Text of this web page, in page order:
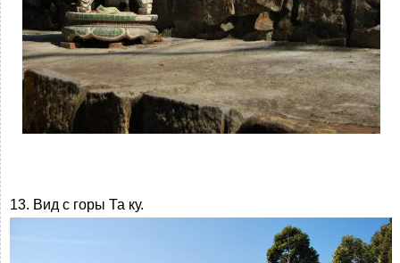
13. Вид с горы Та ку.